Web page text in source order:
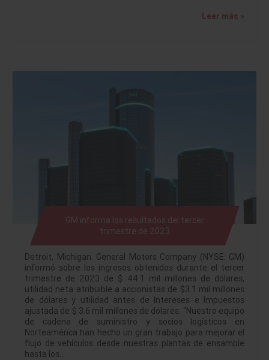
Leer más »
GM informa los resultados del tercer
trimestre de 2023
Detroit, Michigan. General Motors Company (NYSE: GM)
informó sobre los ingresos obtenidos durante el tercer
trimestre de 2023 de $ 44.1 mil millones de dólares,
utilidad neta atribuible a accionistas de $3.1 mil millones
de dólares y utilidad antes de Intereses e Impuestos
ajustada de $ 3.6 mil millones de dólares. “Nuestro equipo
de cadena de suministro y socios logísticos en
Norteamérica han hecho un gran trabajo para mejorar el
flujo de vehículos desde nuestras plantas de ensamble
hasta los…